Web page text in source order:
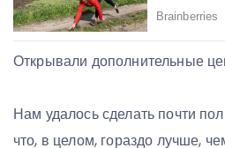
Открывали дополнительные
Нам удалось сделать почти
что, в целом, гораздо лучше,